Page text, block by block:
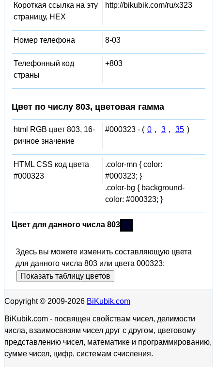
Короткая ссылка на эту
страницу, HEX
http://bikubik.com/ru/x323
Номер телефона 8-03
Телефонный код
страны
+803
Цвет по числу 803, цветовая гамма
html RGB цвет 803, 16-
ричное значение
#000323 - ( 0 , 3 , 35 )
HTML CSS код цвета
#000323
.color-mn { color:
#000323; }
.color-bg { background-
color: #000323; }
Цвет для данного числа 803
Здесь вы можете изменить составляющую цвета
для данного числа 803 или цвета 000323:
Показать таблицу цветов
Copyright © 2009-2026 BiKubik.com
BiKubik.com - посвящен свойствам чисел, делимости
числа, взаимосвязям чисел друг с другом, цветовому
представлению чисел, математике и программированию,
сумме чисел, цифр, системам счисления.